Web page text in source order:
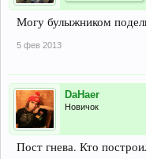
Могу булыжником
5 фев 2013
DaHaer
Новичок
Пост гнева. Кто